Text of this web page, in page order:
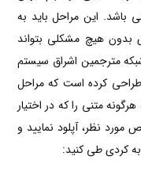
باشد. این مراحل باید به
هیچ مشکلی بتواند
مترجمین اشراق سیستم
کرده است که مراحل
متنی را که در اختیار
نظر، آپلود نمایید و
کردی طی کنید: